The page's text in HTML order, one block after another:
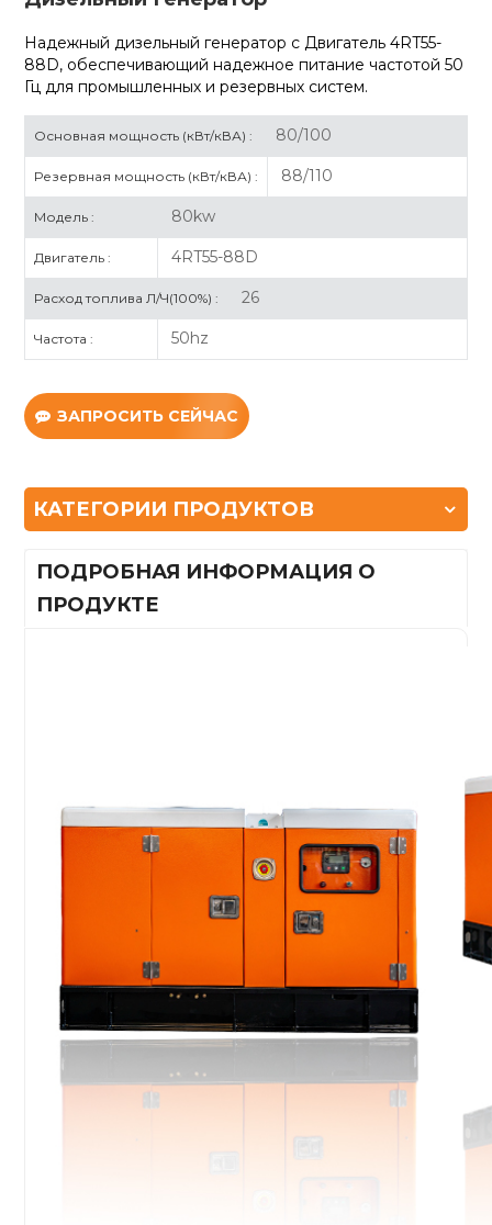
Надежный дизельный генератор с Двигатель 4RT55-
88D, обеспечивающий надежное питание частотой 50
Гц для промышленных и резервных систем.
Основная мощность (кВт/кВА) : 80/100
Резервная мощность (кВт/кВА) : 88/110
Модель : 80kw
Двигатель : 4RT55-88D
Расход топлива Л/Ч(100%) : 26
Частота : 50hz
ЗАПРОСИТЬ СЕЙЧАС
КАТЕГОРИИ ПРОДУКТОВ
ПОДРОБНАЯ ИНФОРМАЦИЯ О
ПРОДУКТЕ